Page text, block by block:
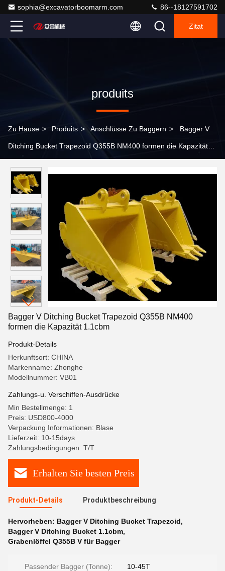
sophia@excavatorboomarm.com 86--18127591702
Zitat
produits
Zu Hause > Produits > Anschlüsse Zu Baggern > Bagger V
Ditching Bucket Trapezoid Q355B NM400 formen die Kapazität
Bagger V Ditching Bucket Trapezoid Q355B NM400
formen die Kapazität 1.1cbm
Produkt-Details
Herkunftsort: CHINA
Markenname: Zhonghe
Modellnummer: VB01
Zahlungs-u. Verschiffen-Ausdrücke
Min Bestellmenge: 1
Preis: USD800-4000
Verpackung Informationen: Blase
Lieferzeit: 10-15days
Zahlungsbedingungen: T/T
Erhalten Sie besten Preis
Produkt-Details Produktbeschreibung
Hervorheben: Bagger V Ditching Bucket Trapezoid,
Bagger V Ditching Bucket 1.1cbm,
Grabenlöffel Q355B V für Bagger
Passender Bagger (Tonne): 10-45T